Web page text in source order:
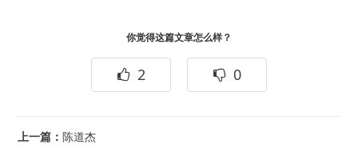
你觉得这篇文章怎么样？
2 0
上一篇：陈道杰